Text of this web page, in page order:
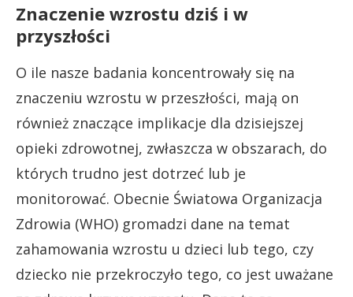
Znaczenie wzrostu dziś i w
przyszłości
O ile nasze badania koncentrowały się na
znaczeniu wzrostu w przeszłości, mają on
również znaczące implikacje dla dzisiejszej
opieki zdrowotnej, zwłaszcza w obszarach, do
których trudno jest dotrzeć lub je
monitorować. Obecnie Światowa Organizacja
Zdrowia (WHO) gromadzi dane na temat
zahamowania wzrostu u dzieci lub tego, czy
dziecko nie przekroczyło tego, co jest uważane